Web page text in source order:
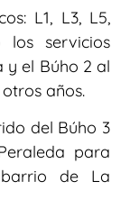
L1, L3, L5,
los servicios
y el Búho 2 al
años.
del Búho 3
para
de La